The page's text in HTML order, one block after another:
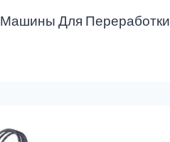
Машины Для Переработки